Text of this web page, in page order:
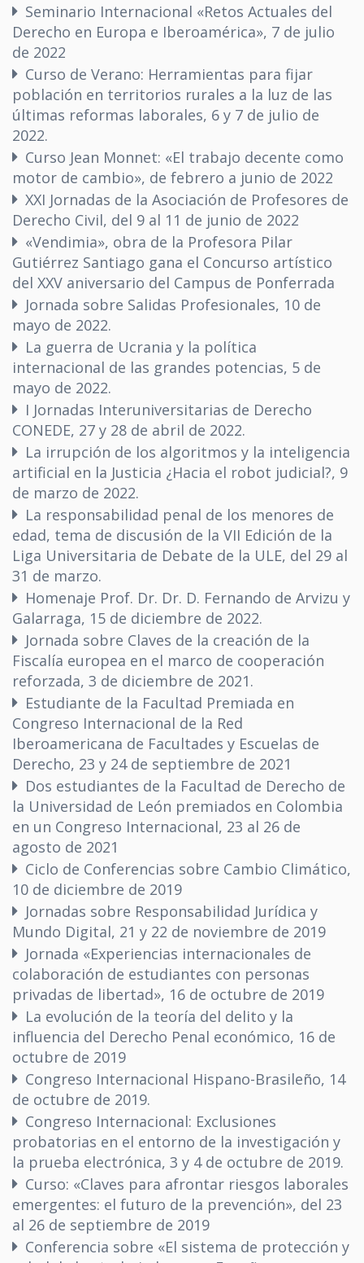
Seminario Internacional «Retos Actuales del
Derecho en Europa e Iberoamérica», 7 de julio
de 2022
Curso de Verano: Herramientas para fijar
población en territorios rurales a la luz de las
últimas reformas laborales, 6 y 7 de julio de
2022.
Curso Jean Monnet: «El trabajo decente como
motor de cambio», de febrero a junio de 2022
XXI Jornadas de la Asociación de Profesores de
Derecho Civil, del 9 al 11 de junio de 2022
«Vendimia», obra de la Profesora Pilar
Gutiérrez Santiago gana el Concurso artístico
del XXV aniversario del Campus de Ponferrada
Jornada sobre Salidas Profesionales, 10 de
mayo de 2022.
La guerra de Ucrania y la política
internacional de las grandes potencias, 5 de
mayo de 2022.
I Jornadas Interuniversitarias de Derecho
CONEDE, 27 y 28 de abril de 2022.
La irrupción de los algoritmos y la inteligencia
artificial en la Justicia ¿Hacia el robot judicial?, 9
de marzo de 2022.
La responsabilidad penal de los menores de
edad, tema de discusión de la VII Edición de la
Liga Universitaria de Debate de la ULE, del 29 al
31 de marzo.
Homenaje Prof. Dr. Dr. D. Fernando de Arvizu y
Galarraga, 15 de diciembre de 2022.
Jornada sobre Claves de la creación de la
Fiscalía europea en el marco de cooperación
reforzada, 3 de diciembre de 2021.
Estudiante de la Facultad Premiada en
Congreso Internacional de la Red
Iberoamericana de Facultades y Escuelas de
Derecho, 23 y 24 de septiembre de 2021
Dos estudiantes de la Facultad de Derecho de
la Universidad de León premiados en Colombia
en un Congreso Internacional, 23 al 26 de
agosto de 2021
Ciclo de Conferencias sobre Cambio Climático,
10 de diciembre de 2019
Jornadas sobre Responsabilidad Jurídica y
Mundo Digital, 21 y 22 de noviembre de 2019
Jornada «Experiencias internacionales de
colaboración de estudiantes con personas
privadas de libertad», 16 de octubre de 2019
La evolución de la teoría del delito y la
influencia del Derecho Penal económico, 16 de
octubre de 2019
Congreso Internacional Hispano-Brasileño, 14
de octubre de 2019.
Congreso Internacional: Exclusiones
probatorias en el entorno de la investigación y
la prueba electrónica, 3 y 4 de octubre de 2019.
Curso: «Claves para afrontar riesgos laborales
emergentes: el futuro de la prevención», del 23
al 26 de septiembre de 2019
Conferencia sobre «El sistema de protección y